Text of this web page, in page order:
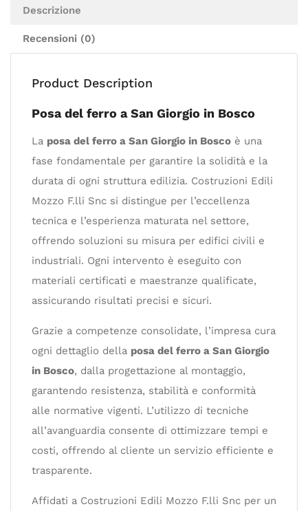
Descrizione
Recensioni (0)
Product Description
Posa del ferro a San Giorgio in Bosco
La posa del ferro a San Giorgio in Bosco è una
fase fondamentale per garantire la solidità e la
durata di ogni struttura edilizia. Costruzioni Edili
Mozzo F.lli Snc si distingue per l’eccellenza
tecnica e l’esperienza maturata nel settore,
offrendo soluzioni su misura per edifici civili e
industriali. Ogni intervento è eseguito con
materiali certificati e maestranze qualificate,
assicurando risultati precisi e sicuri.
Grazie a competenze consolidate, l’impresa cura
ogni dettaglio della posa del ferro a San Giorgio
in Bosco, dalla progettazione al montaggio,
garantendo resistenza, stabilità e conformità
alle normative vigenti. L’utilizzo di tecniche
all’avanguardia consente di ottimizzare tempi e
costi, offrendo al cliente un servizio efficiente e
trasparente.
Affidati a Costruzioni Edili Mozzo F.lli Snc per un